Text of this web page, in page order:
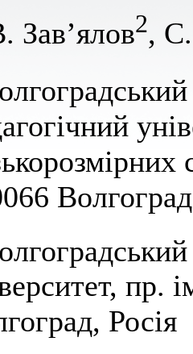
Зав’ялов2,
пр.
Росія